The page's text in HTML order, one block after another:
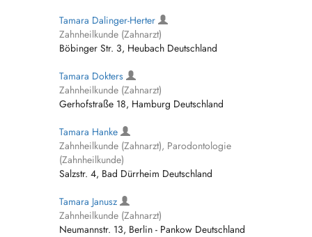
Tamara Dalinger-Herter
Zahnheilkunde (Zahnarzt)
Böbinger Str. 3, Heubach Deutschland
Tamara Dokters
Zahnheilkunde (Zahnarzt)
Gerhofstraße 18, Hamburg Deutschland
Tamara Hanke
Zahnheilkunde (Zahnarzt), Parodontologie
(Zahnheilkunde)
Salzstr. 4, Bad Dürrheim Deutschland
Tamara Janusz
Zahnheilkunde (Zahnarzt)
Neumannstr. 13, Berlin - Pankow Deutschland